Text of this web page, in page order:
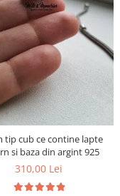
tip cub ce contine lapte
si baza din argint 925
310,00 Lei